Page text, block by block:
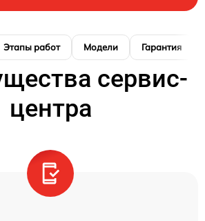
Этапы работ Модели Гарантия
сервис-
центра